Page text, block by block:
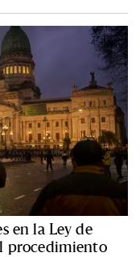
en la Ley de
procedimiento